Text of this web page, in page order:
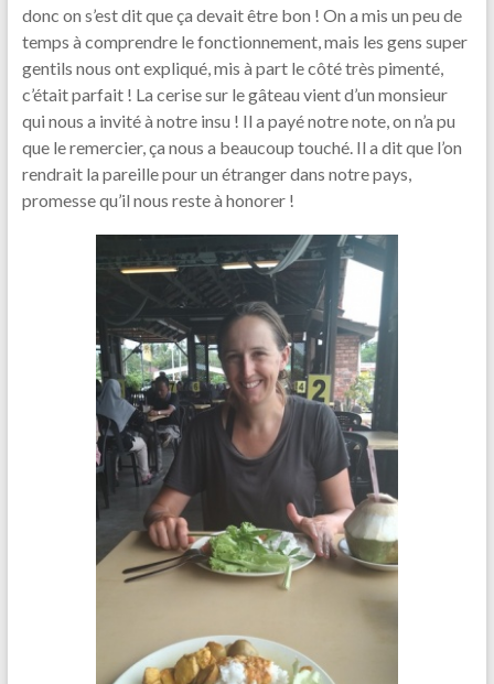
donc on s’est dit que ça devait être bon ! On a mis un peu de
temps à comprendre le fonctionnement, mais les gens super
gentils nous ont expliqué, mis à part le côté très pimenté,
c’était parfait ! La cerise sur le gâteau vient d’un monsieur
qui nous a invité à notre insu ! Il a payé notre note, on n’a pu
que le remercier, ça nous a beaucoup touché. Il a dit que l’on
rendrait la pareille pour un étranger dans notre pays,
promesse qu’il nous reste à honorer !